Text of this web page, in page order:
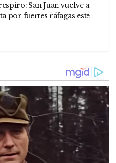
San Juan vuelve a
por fuertes ráfagas este